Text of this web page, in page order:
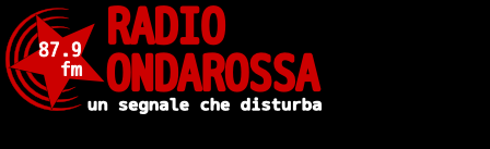
contenuto
principale